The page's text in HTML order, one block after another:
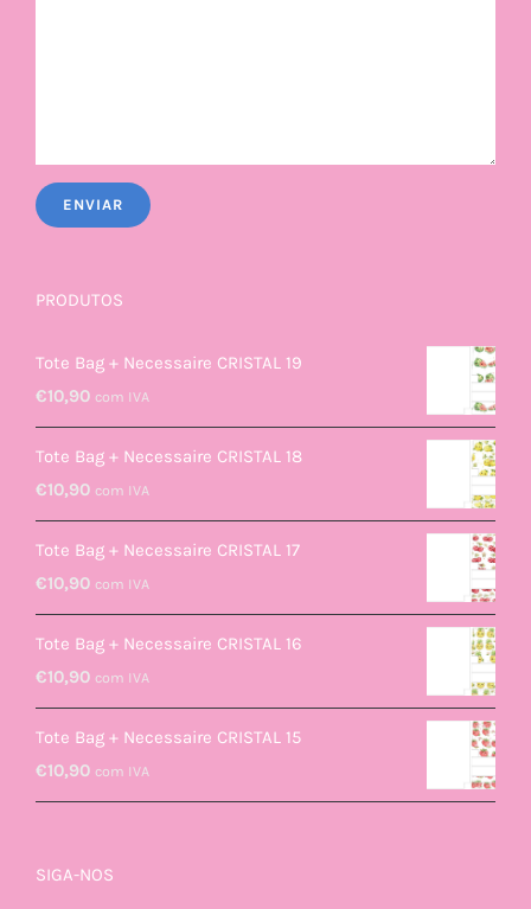
PRODUTOS
Tote Bag + Necessaire CRISTAL 19
€10,90 com IVA
Tote Bag + Necessaire CRISTAL 18
€10,90 com IVA
Tote Bag + Necessaire CRISTAL 17
€10,90 com IVA
Tote Bag + Necessaire CRISTAL 16
€10,90 com IVA
Tote Bag + Necessaire CRISTAL 15
€10,90 com IVA
SIGA-NOS